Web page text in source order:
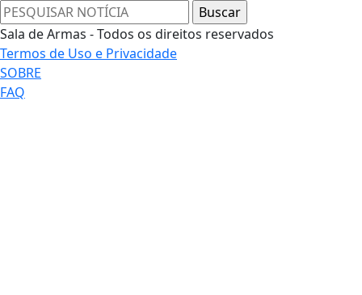
Sala de Armas - Todos os direitos reservados
Termos de Uso e Privacidade
SOBRE
FAQ